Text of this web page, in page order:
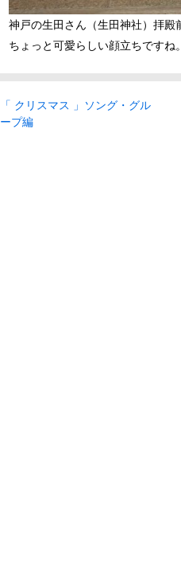
神戸の生田さん（生田神社）拝殿
ちょっと可愛らしい顔立ちですね。
「 クリスマス 」ソング・グル
ープ編